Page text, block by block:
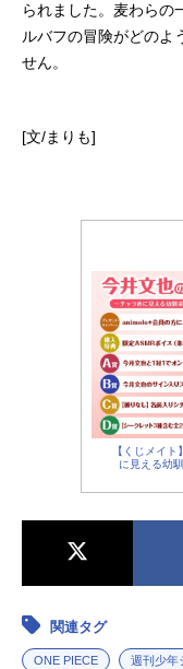
られました。麦わらの
ルバフの冒険がどのよ
せん。
[文/まりも]
【くじメイ
に見える幼
関連タグ
ONE PIECE 週刊少年